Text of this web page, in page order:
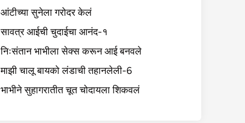
आंटीच्या सुनेला गरोदर केलं
सावत्र आईची चुदाईचा आनंद-१
निःसंतान भाभीला सेक्स करून आई बनवले
माझी चालू बायको लंडाची तहानलेली-6
भाभीने सुहागरातीत चूत चोदायला शिकवलं